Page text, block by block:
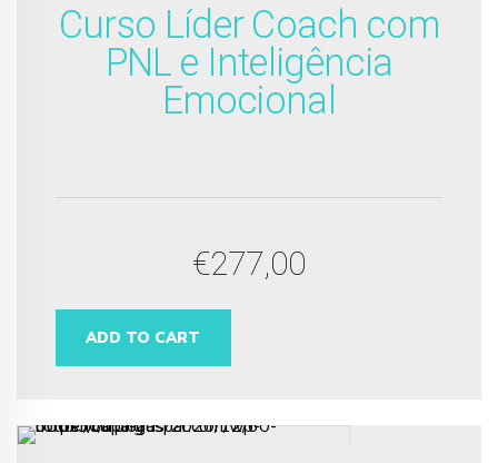
Curso Líder Coach com
PNL e Inteligência
Emocional
€277,00
ADD TO CART